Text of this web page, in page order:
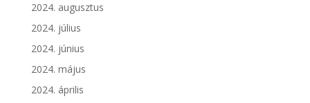
2024. augusztus
2024. július
2024. június
2024. május
2024. április